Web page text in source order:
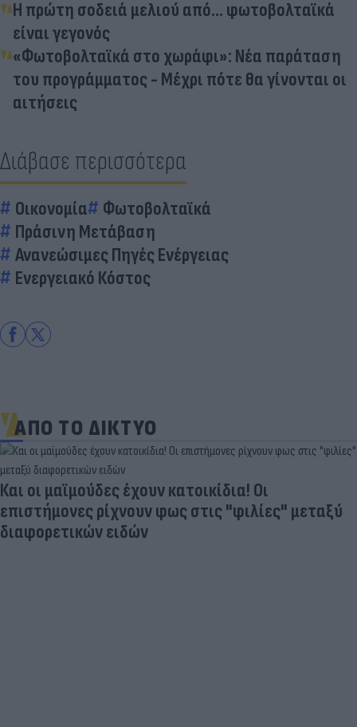
Η πρώτη σοδειά μελιού από... φωτοβολταϊκά
είναι γεγονός
«Φωτοβολταϊκά στο χωράφι»: Νέα παράταση
του προγράμματος - Μέχρι πότε θα γίνονται οι
αιτήσεις
Διάβασε περισσότερα
Οικονομία
Φωτοβολταϊκά
Πράσινη Μετάβαση
Ανανεώσιμες Πηγές Ενέργειας
Ενεργειακό Κόστος
ΑΠΟ ΤΟ ΔΙΚΤΥΟ
Και οι μαϊμούδες έχουν κατοικίδια! Οι
επιστήμονες ρίχνουν φως στις "φιλίες" μεταξύ
διαφορετικών ειδών